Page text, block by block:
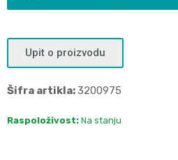
Upit o proizvodu
Šifra artikla:3200975
Raspoloživost: Na stanju